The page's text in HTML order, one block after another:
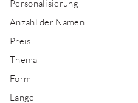
Personalisierung
Anzahl der Namen
Preis
Thema
Form
Länge